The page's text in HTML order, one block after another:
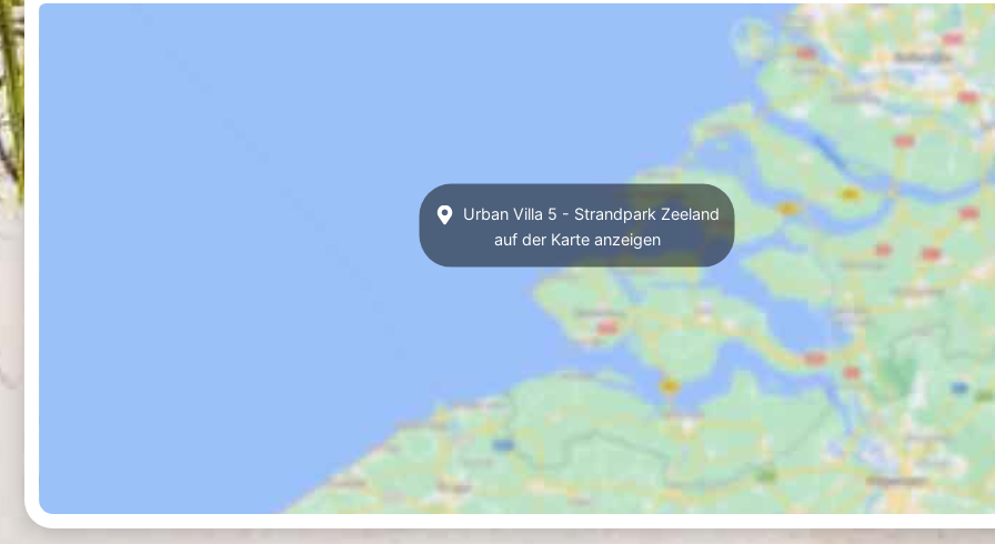
Urban Villa 5 - Strandpark Zeeland
auf der Karte anzeigen